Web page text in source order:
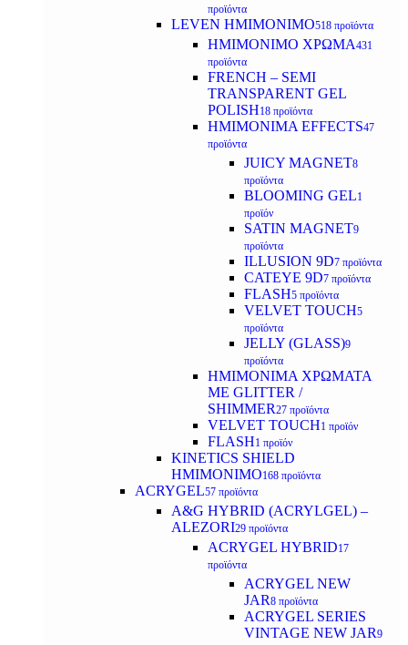
προϊόντα
LEVEN ΗΜΙΜΟΝΙΜΟ518 προϊόντα
ΗΜΙΜΟΝΙΜΟ ΧΡΩΜΑ431
προϊόντα
FRENCH – SEMI
TRANSPARENT GEL
POLISH18 προϊόντα
HMIMONIMA EFFECTS47
προϊόντα
JUICY MAGNET8
προϊόντα
BLOOMING GEL1
προϊόν
SATIN MAGNET9
προϊόντα
ILLUSION 9D7 προϊόντα
CATEYE 9D7 προϊόντα
FLASH5 προϊόντα
VELVET TOUCH5
προϊόντα
JELLY (GLASS)9
προϊόντα
ΗΜΙΜΟΝΙΜA ΧΡΩΜΑΤΑ
ΜΕ GLITTER /
SHIMMER27 προϊόντα
VELVET TOUCH1 προϊόν
FLASH1 προϊόν
KINETICS SHIELD
ΗΜΙΜΟΝΙΜΟ168 προϊόντα
ACRYGEL57 προϊόντα
A&G HYBRID (ACRYLGEL) –
ALEZORI29 προϊόντα
ACRYGEL HYBRID17
προϊόντα
ACRYGEL NEW
JAR8 προϊόντα
ACRYGEL SERIES
VINTAGE NEW JAR9